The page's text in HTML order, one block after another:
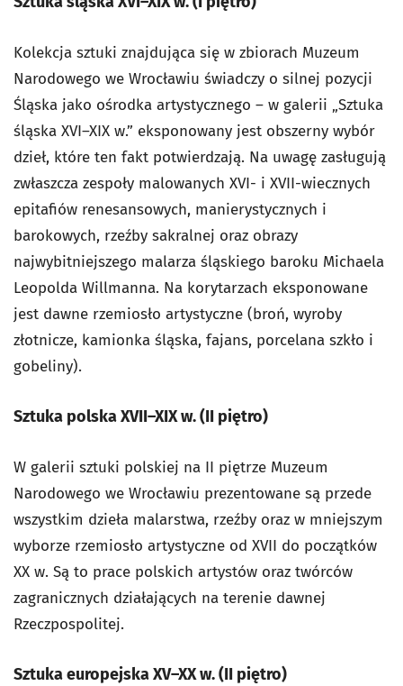
Kolekcja sztuki znajdująca się w zbiorach Muzeum
Narodowego we Wrocławiu świadczy o silnej pozycji
Śląska jako ośrodka artystycznego – w galerii „Sztuka
śląska XVI–XIX w.” eksponowany jest obszerny wybór
dzieł, które ten fakt potwierdzają. Na uwagę zasługują
zwłaszcza zespoły malowanych XVI- i XVII-wiecznych
epitafiów renesansowych, manierystycznych i
barokowych, rzeźby sakralnej oraz obrazy
najwybitniejszego malarza śląskiego baroku Michaela
Leopolda Willmanna. Na korytarzach eksponowane
jest dawne rzemiosło artystyczne (broń, wyroby
złotnicze, kamionka śląska, fajans, porcelana szkło i
gobeliny).
Sztuka polska XVII–XIX w. (II piętro)
W galerii sztuki polskiej na II piętrze Muzeum
Narodowego we Wrocławiu prezentowane są przede
wszystkim dzieła malarstwa, rzeźby oraz w mniejszym
wyborze rzemiosło artystyczne od XVII do początków
XX w. Są to prace polskich artystów oraz twórców
zagranicznych działających na terenie dawnej
Rzeczpospolitej.
Sztuka europejska XV–XX w. (II piętro)